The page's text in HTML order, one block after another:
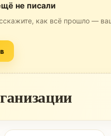
не писали
как всё прошло —